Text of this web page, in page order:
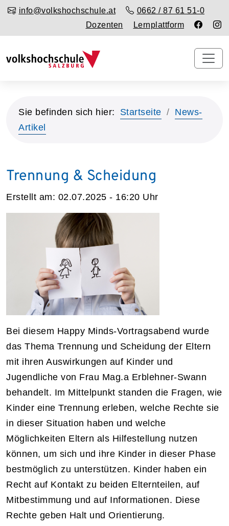
info@volkshochschule.at
0662 / 87 61 51-0
Dozenten
Lernplattform
Sie befinden sich hier: Startseite
News-
Artikel
Trennung & Scheidung
Erstellt am: 02.07.2025 - 16:20 Uhr
Bei diesem Happy Minds-Vortragsabend wurde
das Thema Trennung und Scheidung der Eltern
mit ihren Auswirkungen auf Kinder und
Jugendliche von Frau Mag.a Erblehner-Swann
behandelt. Im Mittelpunkt standen die Fragen, wie
Kinder eine Trennung erleben, welche Rechte sie
in dieser Situation haben und welche
Möglichkeiten Eltern als Hilfestellung nutzen
können, um sich und ihre Kinder in dieser Phase
bestmöglich zu unterstützen. Kinder haben ein
Recht auf Kontakt zu beiden Elternteilen, auf
Mitbestimmung und auf Informationen. Diese
Rechte geben Halt und Orientierung.